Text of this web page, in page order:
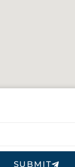
SUBMIT